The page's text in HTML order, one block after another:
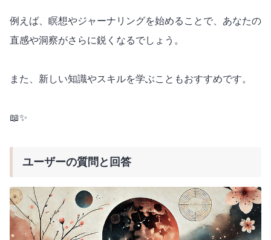
例えば、瞑想やジャーナリングを始めることで、あなたの
直感や洞察がさらに鋭くなるでしょう。
また、新しい知識やスキルを学ぶこともおすすめです。
📖✨
ユーザーの質問と回答